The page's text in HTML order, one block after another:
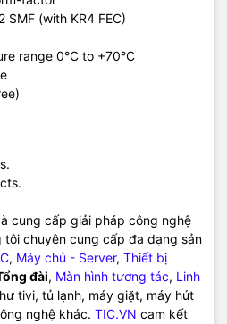
(with KR4 FEC)
range 0°C to +70°C
cung cấp giải pháp công nghệ
tôi chuyên cung cấp đa dạng sản
, Máy chủ - Server, Thiết bị
đài, Màn hình tương tác, Linh
tivi, tủ lạnh, máy giặt, máy hút
nghệ khác. TIC.VN cam kết